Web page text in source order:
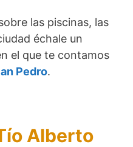
las piscinas, las
échale un
el que te contamos
Pedro.
Alberto